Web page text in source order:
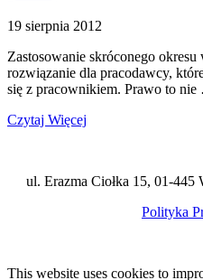
19 sierpnia 2012
Zastosowanie skróconego
rozwiązanie dla pracodawcy,
się z pracownikiem. Prawo to
Czytaj Więcej
ul. Erazma Ciołka 15, 01-445
Polityka
This website uses cookies to